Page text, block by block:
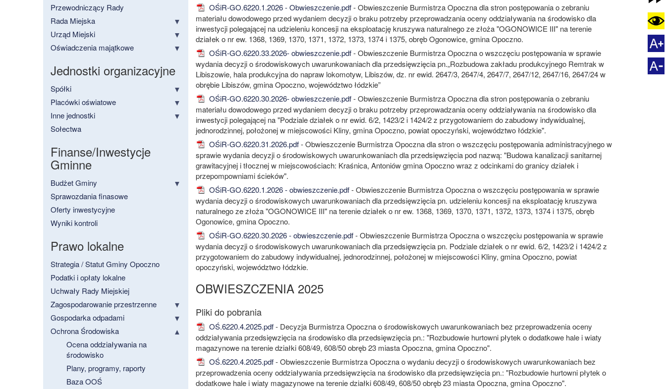
Przewodniczący Rady
Rada Miejska
Urząd Miejski
Oświadczenia majątkowe
Jednostki organizacyjne
Spółki
Placówki oświatowe
Inne jednostki
Sołectwa
Finanse/Inwestycje
Gminne
Budżet Gminy
Sprawozdania finasowe
Oferty inwestycyjne
Wyniki kontroli
Prawo lokalne
Strategia / Statut Gminy Opoczno
Podatki i opłaty lokalne
Uchwały Rady Miejskiej
Zagospodarowanie przestrzenne
Gospodarka odpadami
Ochrona Środowiska
Ocena oddziaływania na
środowisko
Plany, programy, raporty
Baza OOŚ
OŚiR-GO.6220.1.2026 - Obwieszczenie.pdf - Obwieszczenie Burmistrza Opoczna dla stron postępowania o zebraniu
materiału dowodowego przed wydaniem decyzji o braku potrzeby przeprowadzania oceny oddziaływania na środowisko dla
inwestycji polegającej na udzieleniu koncesji na eksploatację kruszywa naturalnego ze złoża "OGONOWICE III" na terenie
działek o nr ew. 1368, 1369, 1370, 1371, 1372, 1373, 1374 i 1375, obręb Ogonowice, gmina Opoczno.
OŚiR-GO.6220.33.2026- obwieszczenie.pdf - Obwieszczenie Burmistrza Opoczna o wszczęciu postępowania w sprawie
wydania decyzji o środowiskowych uwarunkowaniach dla przedsięwzięcia pn.„Rozbudowa zakładu produkcyjnego Remtrak w
Libiszowie, hala produkcyjna do napraw lokomotyw, Libiszów, dz. nr ewid. 2647/3, 2647/4, 2647/7, 2647/12, 2647/16, 2647/24 w
obrębie Libiszów, gmina Opoczno, województwo łódzkie”
OŚiR-GO.6220.30.2026- obwieszczenie.pdf - Obwieszczenie Burmistrza Opoczna dla stron postępowania o zebraniu
materiału dowodowego przed wydaniem decyzji o braku potrzeby przeprowadzania oceny oddziaływania na środowisko dla
inwestycji polegającej na "Podziale działek o nr ewid. 6/2, 1423/2 i 1424/2 z przygotowaniem do zabudowy indywidualnej,
jednorodzinnej, położonej w miejscowości Kliny, gmina Opoczno, powiat opoczyński, województwo łódzkie".
OŚiR-GO.6220.31.2026.pdf - Obwieszczenie Burmistrza Opoczna dla stron o wszczęciu postępowania administracyjnego w
sprawie wydania decyzji o środowiskowych uwarunkowaniach dla przedsięwzięcia pod nazwą: "Budowa kanalizacji sanitarnej
grawitacyjnej i tłocznej w miejscowościach: Kraśnica, Antoniów gmina Opoczno wraz z odcinkami do granicy działek i
przepompowniami ścieków".
OŚiR-GO.6220.1.2026 - obwieszczenie.pdf - Obwieszczenie Burmistrza Opoczna o wszczęciu postępowania w sprawie
wydania decyzji o środowiskowych uwarunkowaniach dla przedsięwzięcia pn. udzieleniu koncesji na eksploatację kruszywa
naturalnego ze złoża "OGONOWICE III" na terenie działek o nr ew. 1368, 1369, 1370, 1371, 1372, 1373, 1374 i 1375, obręb
Ogonowice, gmina Opoczno.
OŚiR-GO.6220.30.2026 - obwieszczenie.pdf - Obwieszczenie Burmistrza Opoczna o wszczęciu postępowania w sprawie
wydania decyzji o środowiskowych uwarunkowaniach dla przedsięwzięcia pn. Podziale działek o nr ewid. 6/2, 1423/2 i 1424/2 z
przygotowaniem do zabudowy indywidualnej, jednorodzinnej, położonej w miejscowości Kliny, gmina Opoczno, powiat
opoczyński, województwo łódzkie.
OBWIESZCZENIA 2025
OŚ.6220.4.2025.pdf - Decyzja Burmistrza Opoczna o środowiskowych uwarunkowaniach bez przeprowadzenia oceny
oddziaływania przedsięwzięcia na środowisko dla przedsięwzięcia pn.: "Rozbudowie hurtowni płytek o dodatkowe hale i wiaty
magazynowe na terenie działki 608/49, 608/50 obręb 23 miasta Opoczna, gmina Opoczno".
OŚ.6220.4.2025.pdf - Obwieszczenie Burmistrza Opoczna o wydaniu decyzji o środowiskowych uwarunkowaniach bez
przeprowadzenia oceny oddziaływania przedsięwzięcia na środowisko dla przedsięwzięcia pn.: "Rozbudowie hurtowni płytek o
dodatkowe hale i wiaty magazynowe na terenie działki 608/49, 608/50 obręb 23 miasta Opoczna, gmina Opoczno".